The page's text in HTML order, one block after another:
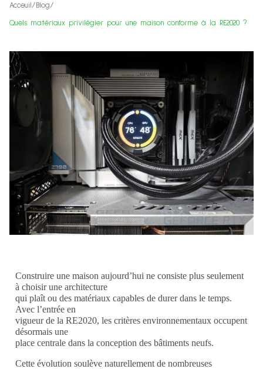
Acceuil / Blog/
Quels matériaux privilégier pour une maison conforme à la RE2020 ?
Construire une maison aujourd’hui ne consiste plus seulement
à choisir une architecture
qui plaît ou des matériaux capables de durer dans le temps.
Avec l’entrée en
vigueur de la RE2020, les critères environnementaux occupent
désormais une
place centrale dans la conception des bâtiments neufs.
Cette évolution soulève naturellement de nombreuses